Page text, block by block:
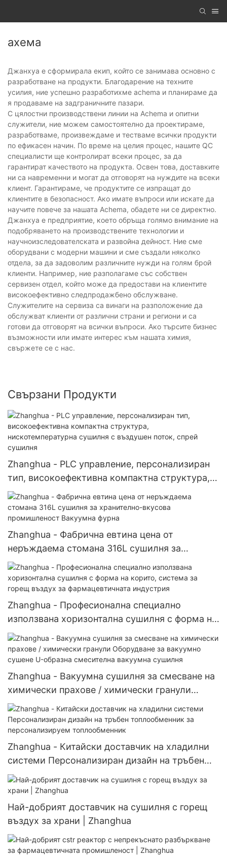
ахема
Джанхуа е сформирала екип, който се занимава основно с
разработване на продукти. Благодарение на техните
усилия, ние успешно разработихме achema и планираме да
я продаваме на задграничните пазари.
С цялостни производствени линии на Achema и опитни
служители, ние можем самостоятелно да проектираме,
разработваме, произвеждаме и тестваме всички продукти
по ефикасен начин. По време на целия процес, нашите QC
специалисти ще контролират всеки процес, за да
гарантират качеството на продукта. Освен това, доставките
ни са навременни и могат да отговорят на нуждите на всеки
клиент. Гарантираме, че продуктите се изпращат до
клиентите в безопасност. Ако имате въпроси или искате да
научите повече за нашата Achema, обадете ни се директно.
Джанхуа е предприятие, което обръща голямо внимание на
подобряването на производствените технологии и
научноизследователската и развойна дейност. Ние сме
оборудвани с модерни машини и сме създали няколко
отдела, за да задоволим различните нужди на голям брой
клиенти. Например, ние разполагаме със собствен
сервизен отдел, който може да предостави на клиентите
високоефективно следпродажбено обслужване.
Служителите на сервиза са винаги на разположение да
обслужват клиенти от различни страни и региони и са
готови да отговорят на всички въпроси. Ако търсите бизнес
възможности или имате интерес към нашата химия,
свържете се с нас.
Свързани Продукти
Zhanghua - PLC управление, персонализиран
тип, високоефективна компактна структура,
нискотемпературна сушилня с въздушен
поток, спрей сушилня
Zhanghua - Фабрична евтина цена от
неръждаема стомана 316L сушилня за
хранително-вкусова промишленост Вакуумна
фурна
Zhanghua - Професионална специално
използвана хоризонтална сушилня с форма на
корито, система за горещ въздух за
фармацевтичната индустрия
Zhanghua - Вакуумна сушилня за смесване на
химически прахове / химически гранули
Оборудване за вакуумно сушене U-образна
смесителна вакуумна сушилня
Zhanghua - Китайски доставчик на хладилни
системи Персонализиран дизайн на тръбен
топлообменник за персонализируем
топлообменник
Най-добрият доставчик на сушилня с горещ
въздух за храни | Zhanghua